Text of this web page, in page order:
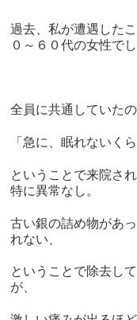
過去、私が遭遇した
０～６０代の女性でし
全員に共通していたの
「急に、眠れないく
ということで来院さ
特に異常なし。
古い銀の詰め物があ
れない、
ということで除去し
が、